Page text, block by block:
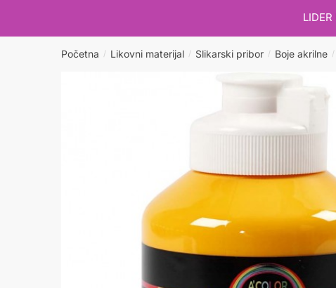
Početna / Likovni materijal / Slikarski pribor / Boje akrilne /